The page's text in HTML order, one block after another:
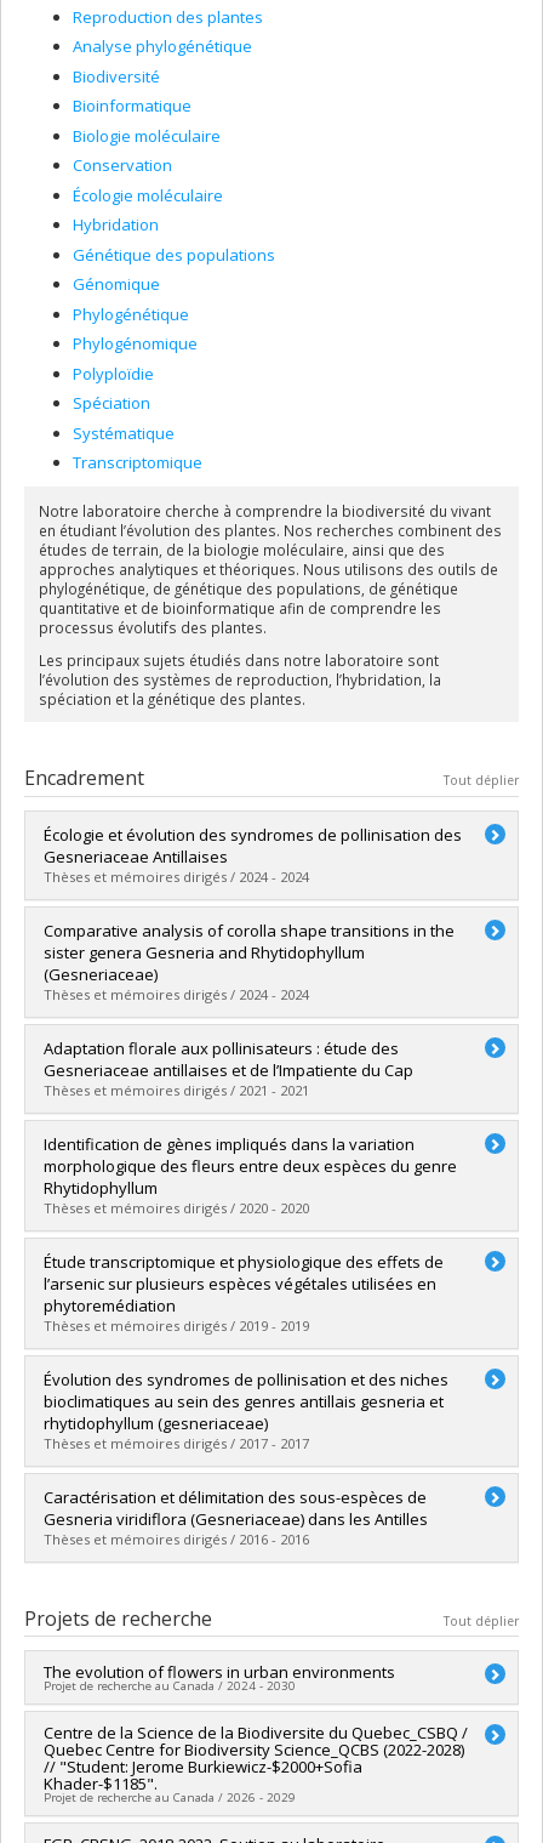
Reproduction des plantes
Analyse phylogénétique
Biodiversité
Bioinformatique
Biologie moléculaire
Conservation
Écologie moléculaire
Hybridation
Génétique des populations
Génomique
Phylogénétique
Phylogénomique
Polyploïdie
Spéciation
Systématique
Transcriptomique
Notre laboratoire cherche à comprendre la biodiversité du vivant
en étudiant l’évolution des plantes. Nos recherches combinent des
études de terrain, de la biologie moléculaire, ainsi que des
approches analytiques et théoriques. Nous utilisons des outils de
phylogénétique, de génétique des populations, de génétique
quantitative et de bioinformatique afin de comprendre les
processus évolutifs des plantes.
Les principaux sujets étudiés dans notre laboratoire sont
l’évolution des systèmes de reproduction, l’hybridation, la
spéciation et la génétique des plantes.
Encadrement Tout déplier
Écologie et évolution des syndromes de pollinisation des
Gesneriaceae Antillaises
Thèses et mémoires dirigés / 2024 - 2024
Diplômé(e) : Leménager, Marion
Cycle :Doctorat
Diplôme obtenu :
Lien vers le document dans Papyrus
Comparative analysis of corolla shape transitions in the
sister genera Gesneria and Rhytidophyllum
(Gesneriaceae)
Thèses et mémoires dirigés / 2024 - 2024
Diplômé(e) :Vergolino Martini, Carolina
Cycle :Maîtrise
Diplôme obtenu :M. Sc.
Lien vers le document dans Papyrus
Adaptation florale aux pollinisateurs : étude des
Gesneriaceae antillaises et de l’Impatiente du Cap
Thèses et mémoires dirigés / 2021 - 2021
Diplômé(e) : Faure, Julie
Cycle :Doctorat
Diplôme obtenu :
Lien vers le document dans Papyrus
Identification de gènes impliqués dans la variation
morphologique des fleurs entre deux espèces du genre
Rhytidophyllum
Thèses et mémoires dirigés / 2020 - 2020
Diplômé(e) :Poulin, Valérie
Cycle :Maîtrise
Diplôme obtenu :
Lien vers le document dans Papyrus
Étude transcriptomique et physiologique des effets de
l’arsenic sur plusieurs espèces végétales utilisées en
phytoremédiation
Thèses et mémoires dirigés / 2019 - 2019
Diplômé(e) :Yanitch, Aymeric
Cycle :Doctorat
Diplôme obtenu :Ph. D.
Lien vers le document dans Papyrus
Évolution des syndromes de pollinisation et des niches
bioclimatiques au sein des genres antillais gesneria et
rhytidophyllum (gesneriaceae)
Thèses et mémoires dirigés / 2017 - 2017
Diplômé(e) :Alexandre, Hermine
Cycle :Doctorat
Diplôme obtenu :Ph. D.
Lien vers le document dans Papyrus
Caractérisation et délimitation des sous-espèces de
Gesneria viridiflora (Gesneriaceae) dans les Antilles
Thèses et mémoires dirigés / 2016 - 2016
Cycle : Maîtrise
Diplôme obtenu :M. Sc.
Lien vers le document dans Papyrus
Projets de recherche Tout déplier
The evolution of flowers in urban environments
Projet de recherche au Canada / 2024 - 2030
Sources de financement :CRSNG/Conseil de recherches en
sciences naturelles et génie du Canada (CRSNG)
Programmes de subvention :PVX20965-(RGP) Programme de
subvention à la découverte individuelle ou de groupe
Centre de la Science de la Biodiversite du Quebec_CSBQ /
Quebec Centre for Biodiversity Science_QCBS (2022-2028)
// "Student: Jerome Burkiewicz-$2000+Sofia
Khader-$1185".
Projet de recherche au Canada / 2026 - 2029